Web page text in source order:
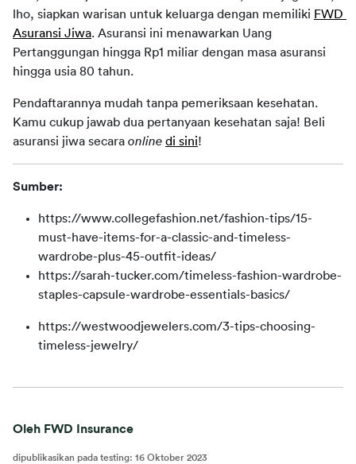
lho, siapkan warisan untuk keluarga dengan memiliki FWD
Asuransi Jiwa. Asuransi ini menawarkan Uang
Pertanggungan hingga Rp1 miliar dengan masa asuransi
hingga usia 80 tahun.
Pendaftarannya mudah tanpa pemeriksaan kesehatan.
Kamu cukup jawab dua pertanyaan kesehatan saja! Beli
asuransi jiwa secara online di sini!
Sumber:
https://www.collegefashion.net/fashion-tips/15-
must-have-items-for-a-classic-and-timeless-
wardrobe-plus-45-outfit-ideas/
https://sarah-tucker.com/timeless-fashion-wardrobe-
staples-capsule-wardrobe-essentials-basics/
https://westwoodjewelers.com/3-tips-choosing-
timeless-jewelry/
Oleh FWD Insurance
dipublikasikan pada testing: 16 Oktober 2023